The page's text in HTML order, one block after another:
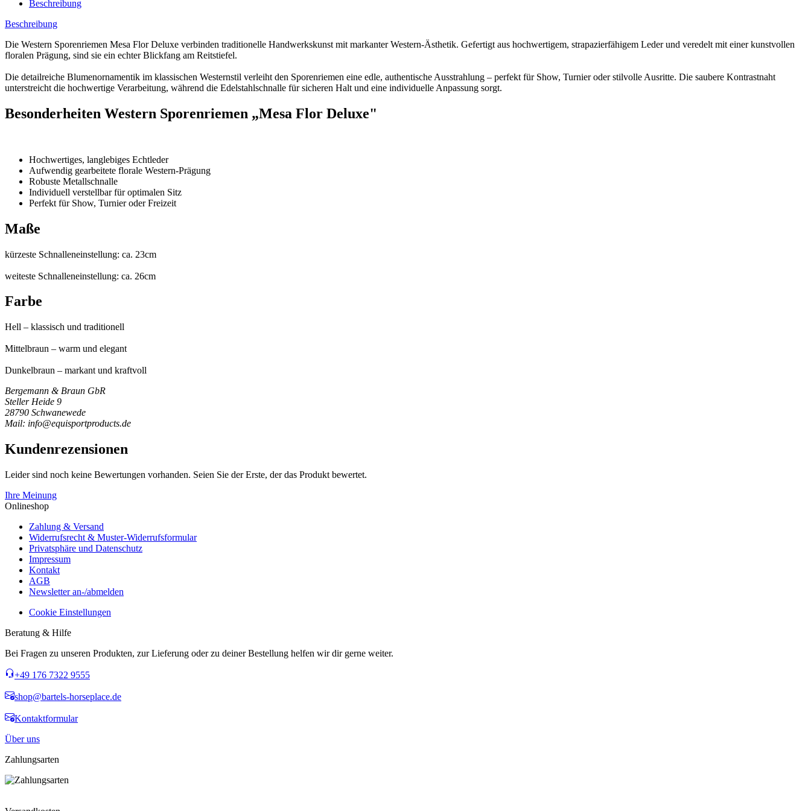
Beschreibung
Beschreibung
Die Western Sporenriemen Mesa Flor Deluxe verbinden traditionelle Handwerkskunst mit markanter Western-Ästhetik. Gefertigt aus hochwertigem, strapazierfähigem Leder und veredelt mit einer kunstvollen
floralen Prägung, sind sie ein echter Blickfang am Reitstiefel.
Die detailreiche Blumenornamentik im klassischen Westernstil verleiht den Sporenriemen eine edle, authentische Ausstrahlung – perfekt für Show, Turnier oder stilvolle Ausritte. Die saubere Kontrastnaht
unterstreicht die hochwertige Verarbeitung, während die Edelstahlschnalle für sicheren Halt und eine individuelle Anpassung sorgt.
Besonderheiten Western Sporenriemen „Mesa Flor Deluxe"
Hochwertiges, langlebiges Echtleder
Aufwendig gearbeitete florale Western-Prägung
Robuste Metallschnalle
Individuell verstellbar für optimalen Sitz
Perfekt für Show, Turnier oder Freizeit
Maße
kürzeste Schnalleneinstellung: ca. 23cm
weiteste Schnalleneinstellung: ca. 26cm
Farbe
Hell – klassisch und traditionell
Mittelbraun – warm und elegant
Dunkelbraun – markant und kraftvoll
Bergemann & Braun GbR
Steller Heide 9
28790 Schwanewede
Mail: info@equisportproducts.de
Kundenrezensionen
Leider sind noch keine Bewertungen vorhanden. Seien Sie der Erste, der das Produkt bewertet.
Ihre Meinung
Onlineshop
Zahlung & Versand
Widerrufsrecht & Muster-Widerrufsformular
Privatsphäre und Datenschutz
Impressum
Kontakt
AGB
Newsletter an-/abmelden
Cookie Einstellungen
Beratung & Hilfe
Bei Fragen zu unseren Produkten, zur Lieferung oder zu deiner Bestellung helfen wir dir gerne weiter.
+49 176 7322 9555
shop@bartels-horseplace.de
Kontaktformular
Über uns
Zahlungsarten